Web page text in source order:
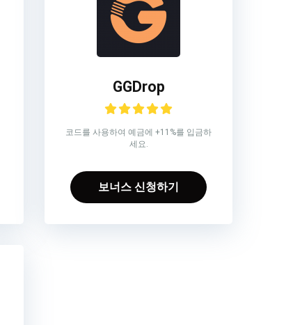
GGDrop
코드를 사용하여 예금에 +11%를 입금하
세요.
보너스 신청하기